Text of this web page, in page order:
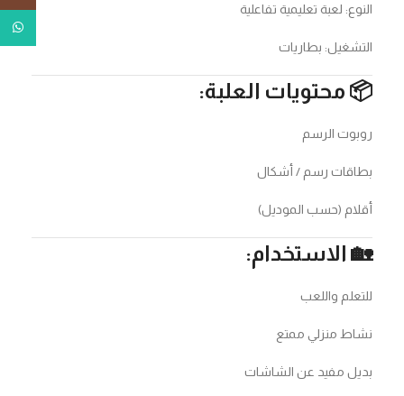
النوع: لعبة تعليمية تفاعلية
التشغيل: بطاريات
📦 محتويات العلبة:
روبوت الرسم
بطاقات رسم / أشكال
أقلام (حسب الموديل)
🏡 الاستخدام:
للتعلم واللعب
نشاط منزلي ممتع
بديل مفيد عن الشاشات